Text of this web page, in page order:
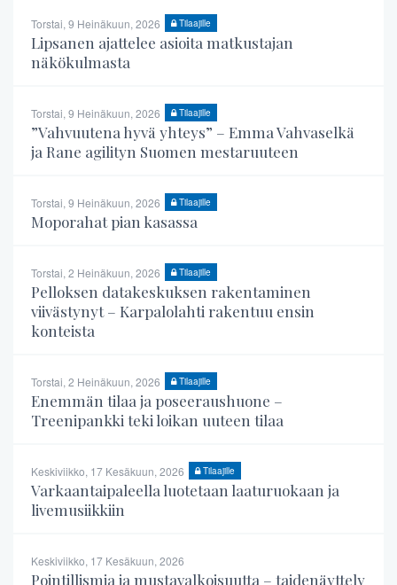
Torstai, 9 Heinäkuun, 2026 Tilaajille
Lipsanen ajattelee asioita matkustajan
näkökulmasta
Torstai, 9 Heinäkuun, 2026 Tilaajille
”Vahvuutena hyvä yhteys” – Emma Vahvaselkä
ja Rane agilityn Suomen mestaruuteen
Torstai, 9 Heinäkuun, 2026 Tilaajille
Moporahat pian kasassa
Torstai, 2 Heinäkuun, 2026 Tilaajille
Pelloksen datakeskuksen rakentaminen
viivästynyt – Karpalolahti rakentuu ensin
konteista
Torstai, 2 Heinäkuun, 2026 Tilaajille
Enemmän tilaa ja poseeraushuone –
Treenipankki teki loikan uuteen tilaa
Keskiviikko, 17 Kesäkuun, 2026 Tilaajille
Varkaantaipaleella luotetaan laaturuokaan ja
livemusiikkiin
Keskiviikko, 17 Kesäkuun, 2026
Pointillismia ja mustavalkoisuutta – taidenäyttely